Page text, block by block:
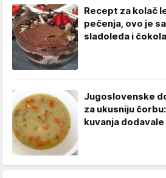
Recept za kolač
pečenja, ovo je
sladoleda i
Jugoslovenske
za ukusniju
kuvanja dodavale